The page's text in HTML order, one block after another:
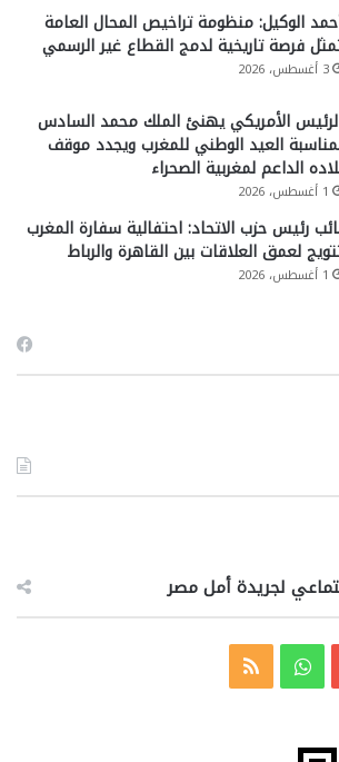
الوكيل: منظومة تراخيص المحال العامة
فرصة تاريخية لدمج القطاع غير الرسمي
3 أغسطس، 2026
الأمريكي يهنئ الملك محمد السادس
العيد الوطني للمغرب ويجدد موقف
الداعم لمغربية الصحراء
1 أغسطس، 2026
رئيس حزب الاتحاد: احتفالية سفارة المغرب
لعمق العلاقات بين القاهرة والرباط
1 أغسطس، 2026
لجريدة أمل مصر
واتسابملخص